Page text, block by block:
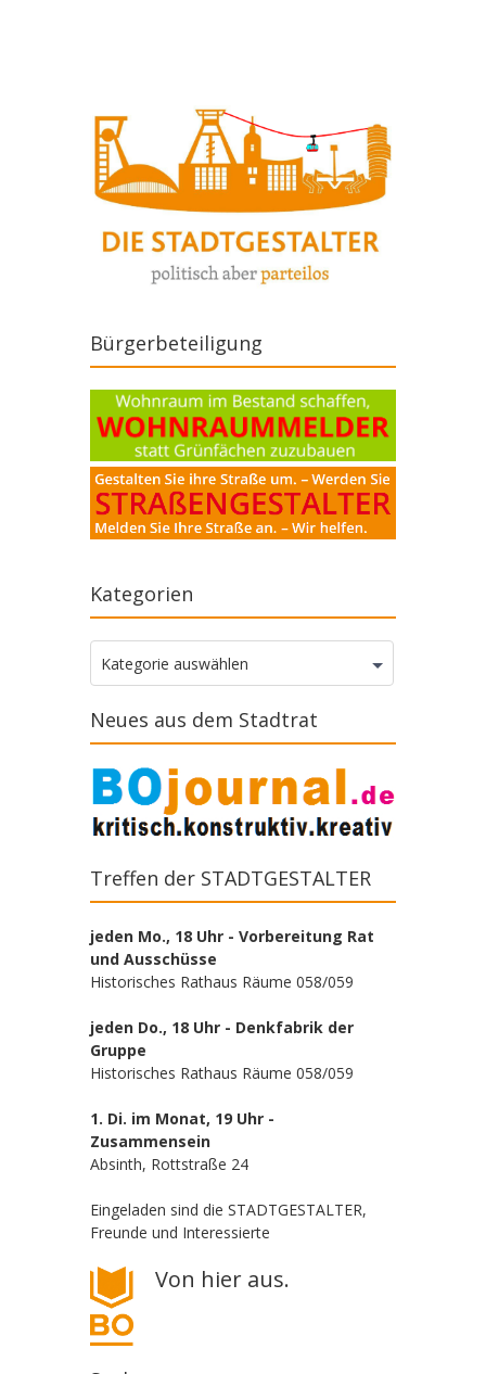
Bürgerbeteiligung
Kategorien
Kategorien
Kategorie auswählen
Neues aus dem Stadtrat
Treffen der STADTGESTALTER
jeden Mo., 18 Uhr - Vorbereitung Rat
und Ausschüsse
Historisches Rathaus Räume 058/059
jeden Do., 18 Uhr - Denkfabrik der
Gruppe
Historisches Rathaus Räume 058/059
1. Di. im Monat, 19 Uhr -
Zusammensein
Absinth, Rottstraße 24
Eingeladen sind die STADTGESTALTER,
Freunde und Interessierte
Von hier aus.